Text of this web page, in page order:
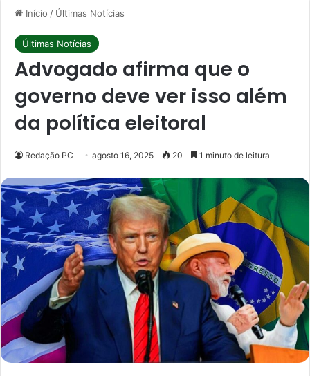
Início / Últimas Notícias
Últimas Notícias
Advogado afirma que o
governo deve ver isso além
da política eleitoral
Redação PC agosto 16, 2025 20 1 minuto de leitura